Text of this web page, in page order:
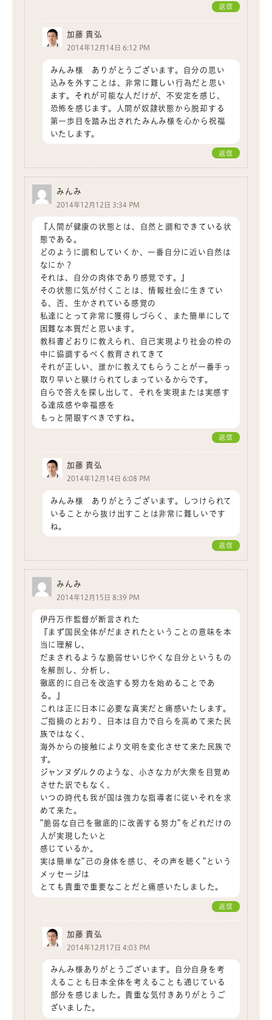
返信
加藤 貴弘
2014年12月14日 6:12 PM
みんみ様 ありがとうございます。自分の思い
込みを外すことは、非常に難しい行為だと思い
ます。それが可能な人だけが、不安定を感じ、
恐怖を感じます。人間が奴隷状態から脱却する
第一歩目を踏み出されたみんみ様を心から祝福
いたします。
返信
みんみ
2014年12月12日 3:34 PM
『人間が健康の状態とは、自然と調和できている状
態である。
どのように調和していくか、一番自分に近い自然は
なにか？
それは、自分の肉体であり感覚です。』
その状態に気が付くことは、情報社会に生きてい
る、否、生かされている感覚の
私達にとって非常に獲得しづらく、また簡単にして
困難な本質だと思います。
教科書どおりに教えられ、自己実現より社会の枠の
中に協調するべく教育されてきて
それが正しい、誰かに教えてもらうことが一番手っ
取り早いと躾けられてしまっているからです。
自らで答えを探し出して、それを実現または実感す
る達成感や幸福感を
もっと開眼すべきですね。
返信
加藤 貴弘
2014年12月14日 6:08 PM
みんみ様 ありがとうございます。しつけられて
いることから抜け出すことは非常に難しいです
ね。
返信
みんみ
2014年12月15日 8:39 PM
伊丹万作監督が断言された
『まず国民全体がだまされたということの意味を本
当に理解し、
だまされるような脆弱せいじやくな自分というもの
を解剖し、分析し、
徹底的に自己を改造する努力を始めることであ
る。』
これは正に日本に必要な真実だと痛感いたします。
ご指摘のとおり、日本は自力で自らを高めて来た民
族ではなく、
海外からの接触により文明を変化させて来た民族で
す。
ジャンヌダルクのような、小さな力が大衆を目覚め
させた訳でもなく、
いつの時代も我が国は強力な指導者に従いそれを求
めて来た。
”脆弱な自己を徹底的に改善する努力”をどれだけの
人が実現したいと
感じているか。
実は簡単な”己の身体を感じ、その声を聴く”という
メッセージは
とても貴重で重要なことだと痛感いたしました。
返信
加藤 貴弘
2014年12月17日 4:03 PM
みんみ様ありがとうございます。自分自身を考
えることも日本全体を考えることも通じている
部分を感じました。貴重な気付きありがとうご
ざいました。